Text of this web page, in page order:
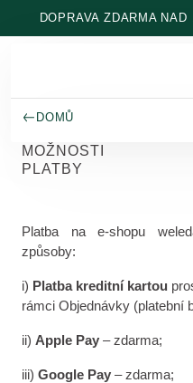
Přeskočit na hlavní obsah
DOPRAVA ZDARMA
DOMŮ
MOŽNOSTI
PLATBY
Platba na e-shopu
způsoby:
i) Platba kreditní kartou
rámci Objednávky (platební
ii) Apple Pay – zdarma;
iii) Google Pay – zdarma;